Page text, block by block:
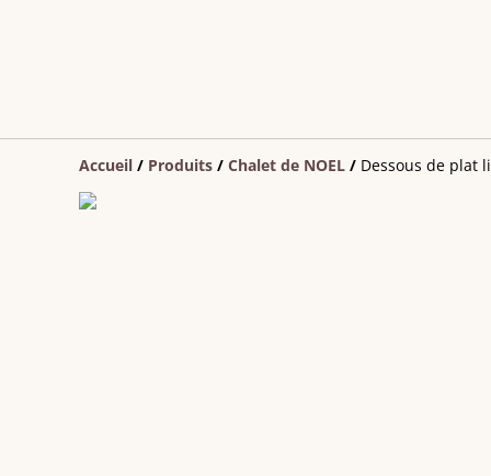
Accueil / Produits / Chalet de NOEL / Dessous de plat